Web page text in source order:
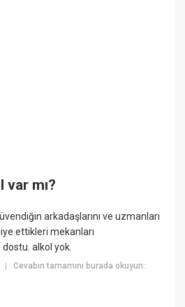
mı?
arkadaşlarını ve uzmanları
ettikleri mekanları
alkol yok.
|Cevabın tamamını burada okuyun: